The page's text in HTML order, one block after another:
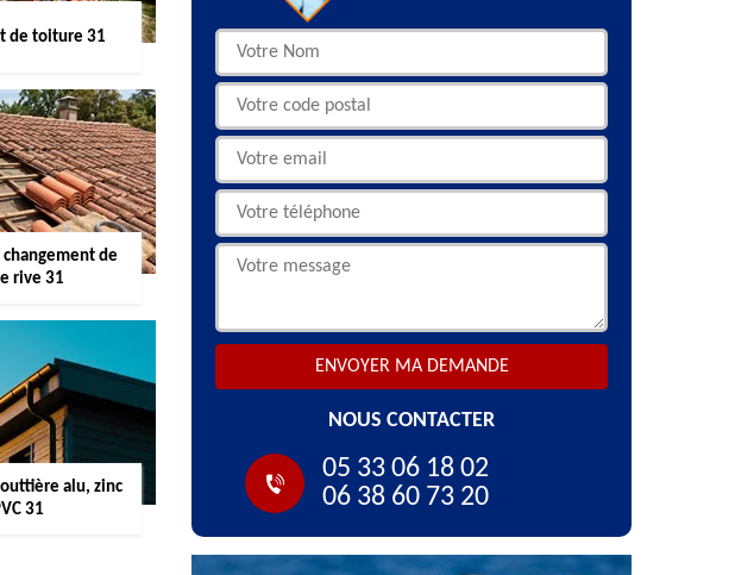
de toiture 31
de
rive 31
alu, zinc
31
NOUS CONTACTER
05 33 06 18 02
06 38 60 73 20